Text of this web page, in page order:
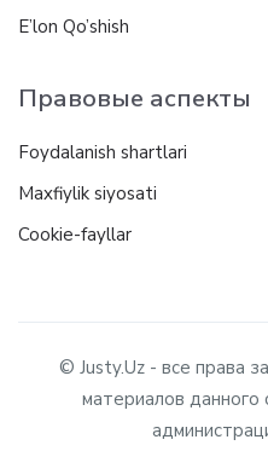
E’lon Qo’shish
Правовые аспекты
Foydalanish shartlari
Maxfiylik siyosati
Cookie-fayllar
© Justy.Uz - все права
материалов данного